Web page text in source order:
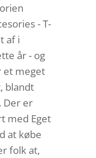
- T-
af i
år - og
et meget
blandt
Der er
med Eget
at købe
folk at,